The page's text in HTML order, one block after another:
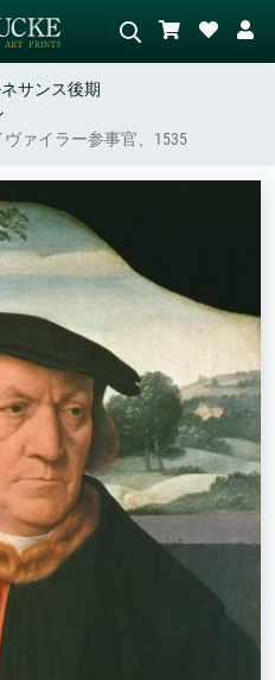
AI画像検索
緑の草原、赤の多い抽象画、暗い
油絵、木のそばの立ち姿のヌー
サンス後期
ァイラー参事官、1535